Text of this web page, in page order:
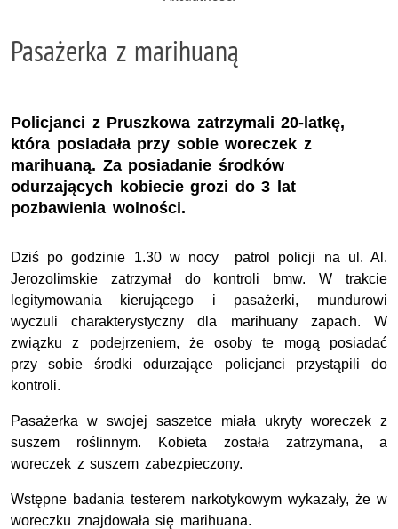
Pasażerka z marihuaną
Policjanci z Pruszkowa zatrzymali 20-latkę,
która posiadała przy sobie woreczek z
marihuaną. Za posiadanie środków
odurzających kobiecie grozi do 3 lat
pozbawienia wolności.
Dziś po godzinie 1.30 w nocy patrol policji na ul. Al.
Jerozolimskie zatrzymał do kontroli bmw. W trakcie
legitymowania kierującego i pasażerki, mundurowi
wyczuli charakterystyczny dla marihuany zapach. W
związku z podejrzeniem, że osoby te mogą posiadać
przy sobie środki odurzające policjanci przystąpili do
kontroli.
Pasażerka w swojej saszetce miała ukryty woreczek z
suszem roślinnym. Kobieta została zatrzymana, a
woreczek z suszem zabezpieczony.
Wstępne badania testerem narkotykowym wykazały, że w
woreczku znajdowała się marihuana.